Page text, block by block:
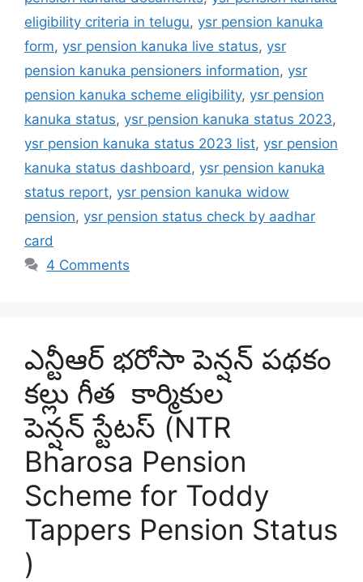
eligibility criteria in telugu, ysr pension kanuka
form, ysr pension kanuka live status, ysr
pension kanuka pensioners information, ysr
pension kanuka scheme eligibility, ysr pension
kanuka status, ysr pension kanuka status 2023,
ysr pension kanuka status 2023 list, ysr pension
kanuka status dashboard, ysr pension kanuka
status report, ysr pension kanuka widow
pension, ysr pension status check by aadhar
card
4 Comments
ఎన్టీఆర్ భరోసా పెన్షన్ పథకం
కల్లు గీత కార్మికుల
పెన్షన్ స్టేటస్ (NTR
Bharosa Pension
Scheme for Toddy
Tappers Pension Status
)